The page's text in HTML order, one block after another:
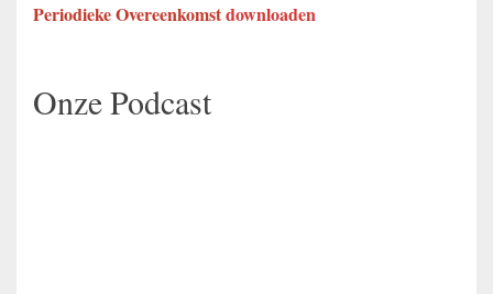
Periodieke Overeenkomstdownloaden
Onze Podcast